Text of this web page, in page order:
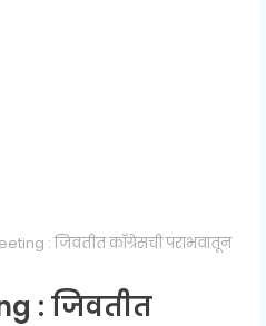
: जिवतीत काँग्रेसची पराभवातून
: जिवतीत